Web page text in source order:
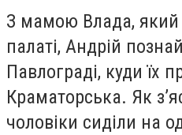
З мамою Влада, який
палаті, Андрій
Павлограді, куди їх
Краматорська. Як
чоловіки сиділи на